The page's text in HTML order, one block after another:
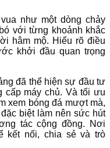
như một dòng chảy
với từng khoảnh khắc
hâm mộ. Hiểu rõ điều
khởi đầu quan trọng
đã thể hiện sự đầu tư
cấp máy chủ. Và tối ưu
xem bóng đá mượt mà,
biệt làm nên sức hút
tác cộng đồng. Nơi
kết nối, chia sẻ và trò